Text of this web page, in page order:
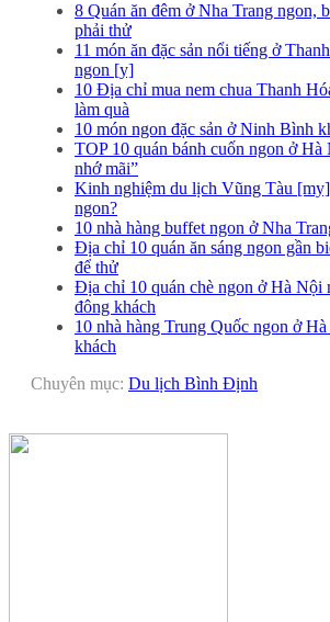
8 Quán ăn đêm ở Nha Trang ngon,
phải thử
11 món ăn đặc sản nổi tiếng ở
ngon [y]
10 Địa chỉ mua nem chua Thanh
làm quà
10 món ngon đặc sản ở Ninh Bình
TOP 10 quán bánh cuốn ngon ở Hà
nhớ mãi”
Kinh nghiệm du lịch Vũng Tàu
ngon?
10 nhà hàng buffet ngon ở Nha
Địa chỉ 10 quán ăn sáng ngon gần
để thử
Địa chỉ 10 quán chè ngon ở Hà Nội
đông khách
10 nhà hàng Trung Quốc ngon ở
khách
Chuyên mục: Du lịch Bình Định